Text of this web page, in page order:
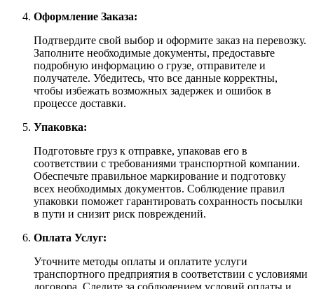
Оформление Заказа:
Подтвердите свой выбор и оформите заказ на перевозку.
Заполните необходимые документы, предоставьте
подробную информацию о грузе, отправителе и
получателе. Убедитесь, что все данные корректны,
чтобы избежать возможных задержек и ошибок в
процессе доставки.
Упаковка:
Подготовьте груз к отправке, упаковав его в
соответствии с требованиями транспортной компании.
Обеспечьте правильное маркирование и подготовку
всех необходимых документов. Соблюдение правил
упаковки поможет гарантировать сохранность посылки
в пути и снизит риск повреждений.
Оплата Услуг:
Уточните методы оплаты и оплатите услуги
транспортного предприятия в соответствии с условиями